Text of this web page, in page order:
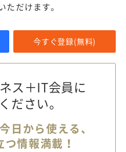
ただけます。
今すぐ登録(無料)
ス＋IT会員に
ださい。
日から使える、
情報満載！